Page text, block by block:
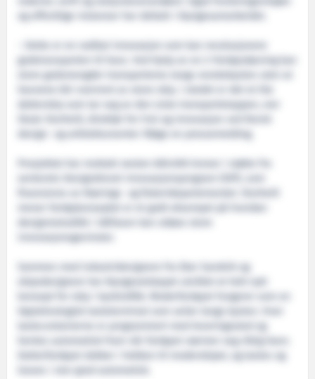
og offentlige instanser har deltatt i klyngesamarbeidet.
– Dette er en radikal innovasjon som kan revolusjonere
godstransporten til havs. Ved hjelp av en 2-fartøysløsning kan
store godsmengder transporteres langs norskekysten uten at
datterskip som tar seg av den siste transportetappen, sier
design- og arkitektursenter ifølge en pressemelding.
Prosjektet har mottatt nesten 600.000 kroner i støtte fra
senterets Designdrevet innovasjonsprogram (DIP), som
finansieres av Nærings- og fiskeridepartementet. Storheill
mener fartøykonseptet er et godt eksempel på hvordan
designmetodikk i idéfasen kan utløse store
innovasjonsgevinster.
Sammen med industridesignere fra Eker Sandvik og
skipsdesignere har klyngeselskapet utviklet et helt nytt
konsept for skip i kysttrafikk. Moderfartøyet fungerer som en
høyteknologisk lasteterminal som seiler langs kysten. Hver
lastecontainerne er programmert med leveringssted og
hentes automatisk fram når fartøyet nærmer seg riktig havn.
Datterfartøyet dokker i hekken til moderskipet, og lastes og
losses i stor grad automatisk.